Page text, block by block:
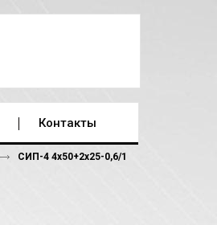
Контакты
СИП-4 4х50+2х25-0,6/1